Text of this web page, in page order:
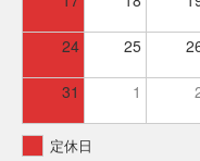
24 25
31 1
定休日